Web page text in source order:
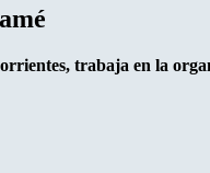
trabaja en la